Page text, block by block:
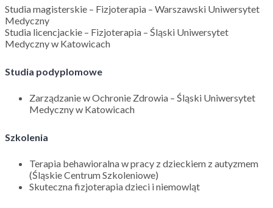
Studia magisterskie – Fizjoterapia – Warszawski Uniwersytet
Medyczny
Studia licencjackie – Fizjoterapia – Śląski Uniwersytet
Medyczny w Katowicach
Studia podyplomowe
Zarządzanie w Ochronie Zdrowia – Śląski Uniwersytet
Medyczny w Katowicach
Szkolenia
Terapia behawioralna w pracy z dzieckiem z autyzmem
(Śląskie Centrum Szkoleniowe)
Skuteczna fizjoterapia dzieci i niemowląt